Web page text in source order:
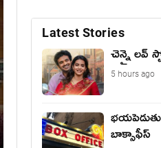
Latest Stories
చెన్నై లవ్
5 hours ago
బాక్సాఫీస్